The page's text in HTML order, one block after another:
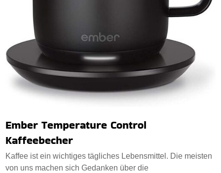
Ember Temperature Control
Kaffeebecher
Kaffee ist ein wichtiges tägliches Lebensmittel. Die meisten
von uns machen sich Gedanken über die